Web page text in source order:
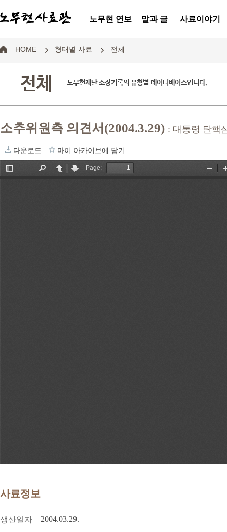
노무현 연보 말과 글 사료이야기
HOME 형태별 사료 전체
전체 노무현재단 소장기록의 유형별 데이터베이스입니다.
소추위원측 의견서(2004.3.29) : 대통령 탄핵
다운로드 마이 아카이브에 담기
사료정보
생산일자 2004.03.29.